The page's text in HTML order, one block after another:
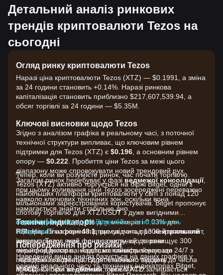
Детальний аналіз ринкових
трендів криптовалюти Tezos на
сьогодні
Огляд ринку криптовалюти Tezos
Наразі ціна криптовалюти Tezos (XTZ) — $0.1991, а зміна
за 24 години становить +0.14%. Наразі ринкова
капіталізація становить приблизно $217,607,539.94, а
обсяг торгівлі за 24 години — $5.35M.
Ключові висновки щодо Tezos
Згідно з аналізом графіка в реальному часі, з поточної
технічної структури випливає, що ключовим рівнем
підтримки для Tezos (XTZ) є $0.196 , а основним рівнем
опору — $0.222 . Пробиття ціни Tezos за межі цього
діапазону може спровокувати новий трендовий рух.
Загалом ринок перебуває у фазі ведмежої консолідації,
при цьому коливання ціни Tezos зосереджені переважно
навколо ключових технічних зон, оскільки вона
намагається знайти стабільне дно.
Технічні індикатори
RSI:Наразі на рівні48.1, що свідчить пронейтральний
імпульс ринку, який, однак, схильний до зони
перепроданості на коротших таймфреймах, що
передбачає потенціал для технічного відскоку.
MACD:Сигналведмежий; лінія MACD залишається
Тепер, коли ви розумієте ринок, час почати торгівлю.
Tezos (XTZ) активно торгується на біржі Bitget, одній з
найбільших платформ криптовалюти у світі з понад 120
мільйонами зареєстрованих користувачів. Bitget пропонує
спотову торгівлю для XTZ/USDT з дуже вигідними
ставками комісій, від 0% для мейкерів і 0.03% для
тейкерів. Платформа підтримує понад 1300 криптовалют,
зокрема Tezos, має фонд захисту, що перевищує 300
мільйонів доларів, і надає можливість торгувати 24/7 з
глибокою ліквідністю. Bitget стабільно входить до числа
провідних бірж за обсягом торгівлі XTZ.
Зареєструйте акаунт на Bitget безплатно й почніть
торгувати!
Попередження про ризики
Наведений вище аналіз базується на даних графіків у
режимі реального часу та технічних індикаторах Bitget,